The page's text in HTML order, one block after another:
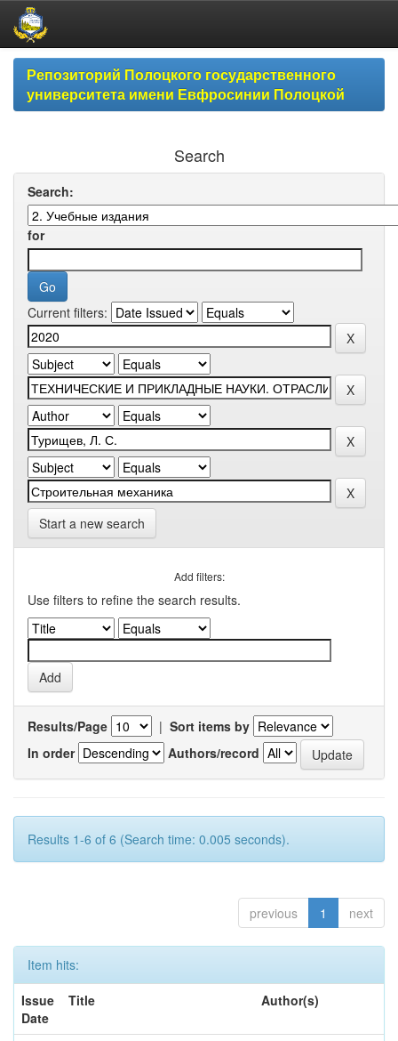
Skip
navigationРепозиторий Полоцкого государственного
университета имени Евфросинии Полоцкой
Search
Search:
for
Current filters:
Start a new search
Add filters:
Use filters to refine the search results.
Results/Page | Sort items by
In order
Authors/record
Results 1-6 of 6 (Search time: 0.005 seconds).
previous 1 next
Item hits:
Issue
Date
Title Author(s)